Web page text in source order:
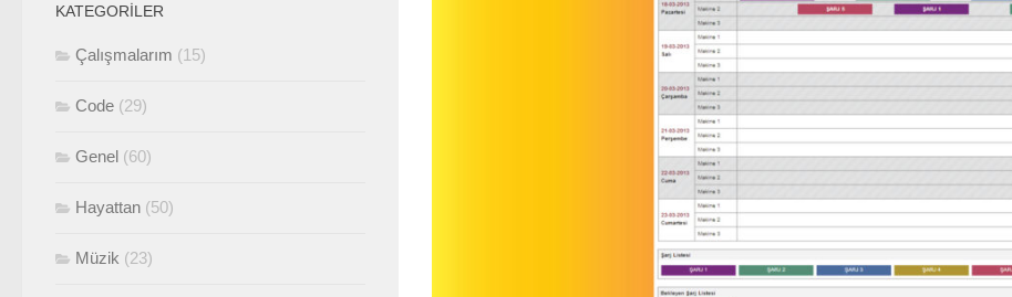
KATEGORILER
Çalışmalarım (15)
Code (29)
Genel (60)
Hayattan (50)
Müzik (23)